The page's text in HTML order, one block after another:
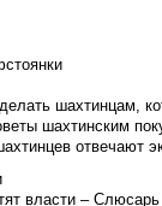
шахтинцам,
шахтинским
отвечают
власти – Слюсарь